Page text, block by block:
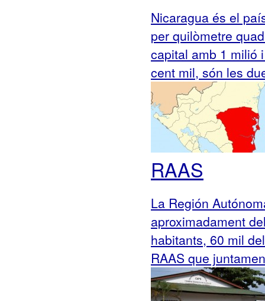
Nicaragua és el
per quilòmetre
capital amb 1 milió
cent mil, són les
RAAS
La Región
aproximadament
habitants, 60 mil
RAAS que